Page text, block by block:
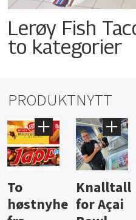
Lerøy Fish
to kategorier
PRODUKTNYTT
Knalltall
for Açai
Aass vil
bli